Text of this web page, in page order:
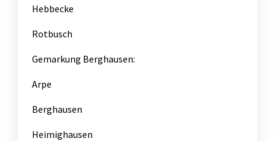
Hebbecke
Rotbusch
Gemarkung Berghausen:
Arpe
Berghausen
Heimighausen